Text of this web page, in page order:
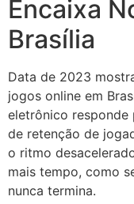
Encaixa
Brasília
Data de 2023
jogos online em
eletrônico responde
de retenção de
o ritmo
mais tempo, como
nunca termina.